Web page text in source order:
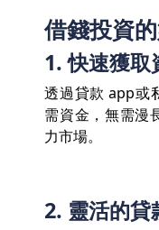
借錢投資
1. 快速獲取
透過貸款 app或
需資金，無需漫
力市場。
2. 靈活的貸